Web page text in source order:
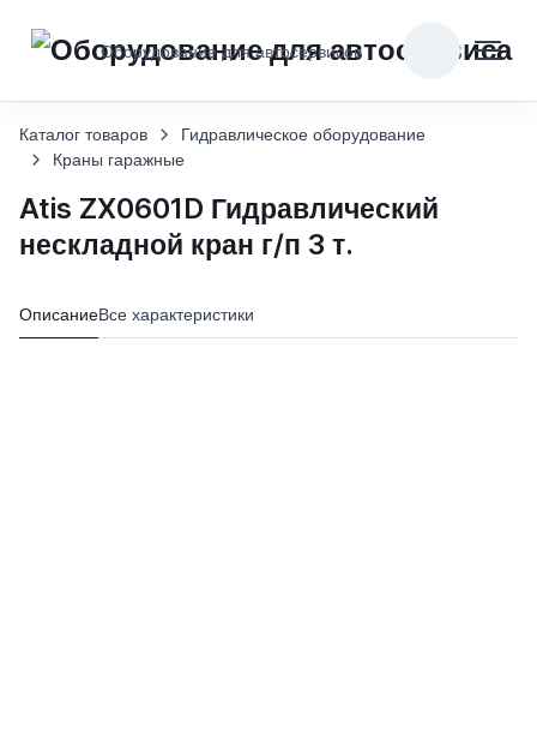
Оборудование для автосервисов
Каталог товаров
Гидравлическое оборудование
Краны гаражные
Atis ZX0601D Гидравлический
нескладной кран г/п 3 т.
ОписаниеВсе характеристики